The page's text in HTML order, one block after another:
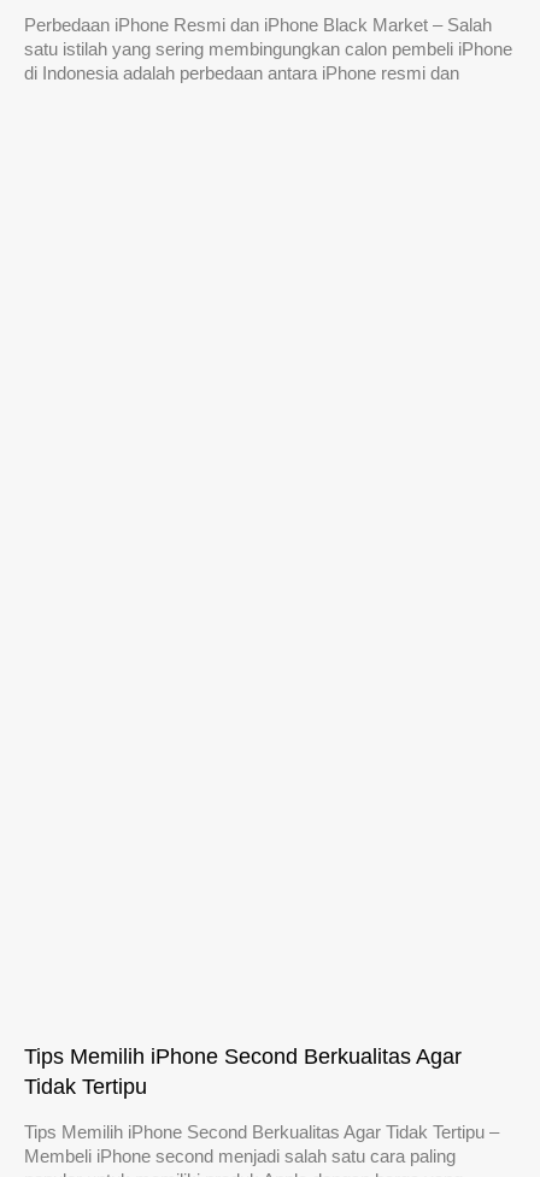
Perbedaan iPhone Resmi dan iPhone Black Market – Salah
satu istilah yang sering membingungkan calon pembeli iPhone
di Indonesia adalah perbedaan antara iPhone resmi dan
Tips Memilih iPhone Second Berkualitas Agar
Tidak Tertipu
Tips Memilih iPhone Second Berkualitas Agar Tidak Tertipu –
Membeli iPhone second menjadi salah satu cara paling